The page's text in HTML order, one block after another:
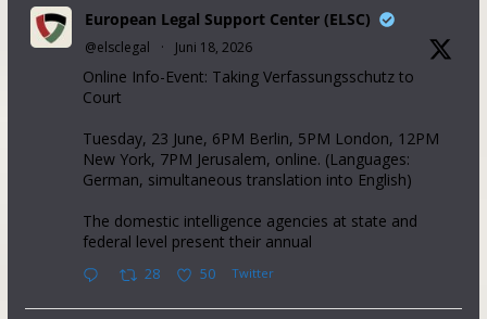
European Legal Support Center (ELSC)
@elsclegal · Juni 18, 2026
Online Info-Event: Taking Verfassungsschutz to
Court
Tuesday, 23 June, 6PM Berlin, 5PM London, 12PM
New York, 7PM Jerusalem, online. (Languages:
German, simultaneous translation into English)
The domestic intelligence agencies at state and
federal level present their annual
28 50 Twitter